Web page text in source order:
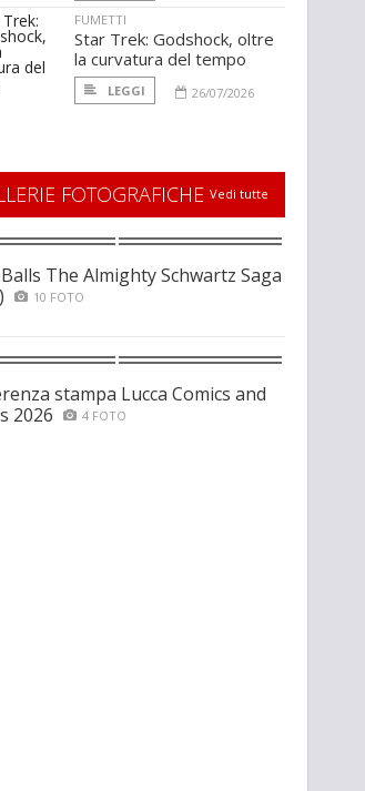
FUMETTI
Star Trek: Godshock, oltre
la curvatura del tempo
LEGGI 26/07/2026
FOTOGRAFICHE Vedi tutte
The Almighty Schwartz Saga
10 FOTO
stampa Lucca Comics and
2026
4 FOTO